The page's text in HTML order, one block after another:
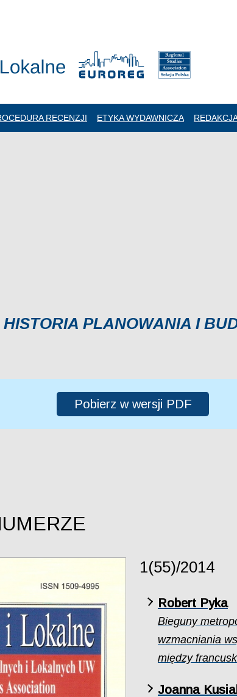
RECENZJI ETYKA WYDAWNICZA
PLANOWANIA I
Pobierz w wersji PDF
1(55)/2014
Robert Pyka
Bieguny
wzmacniania
między
Joanna